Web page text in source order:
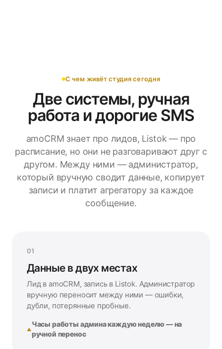
С чем живёт студия сегодня
Две системы, ручная
работа и дорогие SMS
amoCRM знает про лидов, Listok — про
расписание, но они не разговаривают друг с
другом. Между ними — администратор,
который вручную сводит данные, копирует
записи и платит агрегатору за каждое
сообщение.
01
Данные в двух местах
Лид в amoCRM, запись в Listok. Администратор
вручную переносит между ними — ошибки,
дубли, потерянные пробные.
Часы работы админа каждую неделю — на
ручной перенос